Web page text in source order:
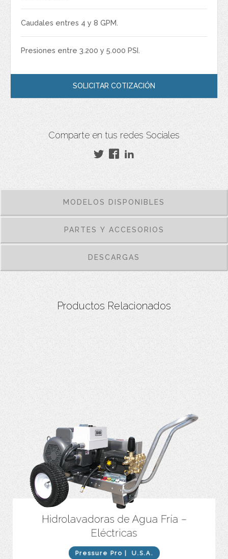
Caudales entres 4 y 8 GPM.
Presiones entre 3.200 y 5.000 PSI.
SOLICITAR COTIZACIÓN
Comparte en tus redes Sociales
MODELOS DISPONIBLES
PARTES Y ACCESORIOS
DESCARGAS
Productos Relacionados
Hidrolavadoras de Agua Fría –
Eléctricas
Pressure Pro| U.S.A.
Motor eléctrico.
Caudales entres 2 y 7 GPM.
Presiones entre 1.000 y 7.000 PSI.